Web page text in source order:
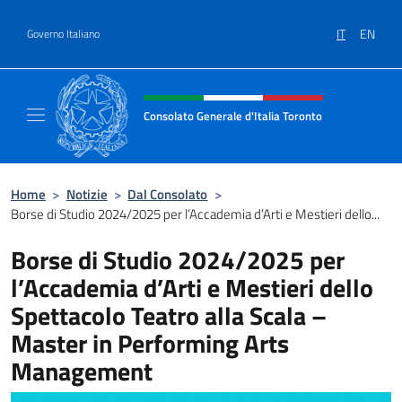
Governo Italiano IT EN
Intestazione sito, social e menù
Consolato Generale d'Italia Toronto
Home > Notizie > Dal Consolato >
Borse di Studio 2024/2025 per l’Accademia d’Arti e Mestieri dello...
Borse di Studio 2024/2025 per
l’Accademia d’Arti e Mestieri dello
Spettacolo Teatro alla Scala –
Master in Performing Arts
Management